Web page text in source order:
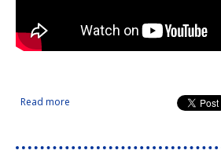
Read more about Transferencia tecnológica
museos y espacios